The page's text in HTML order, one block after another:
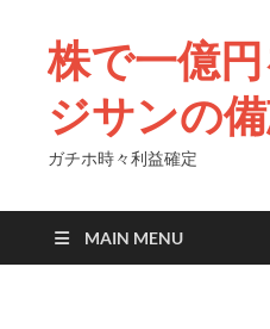
株で一億
ジサンの
ガチホ時々利益確定
MAIN MENU